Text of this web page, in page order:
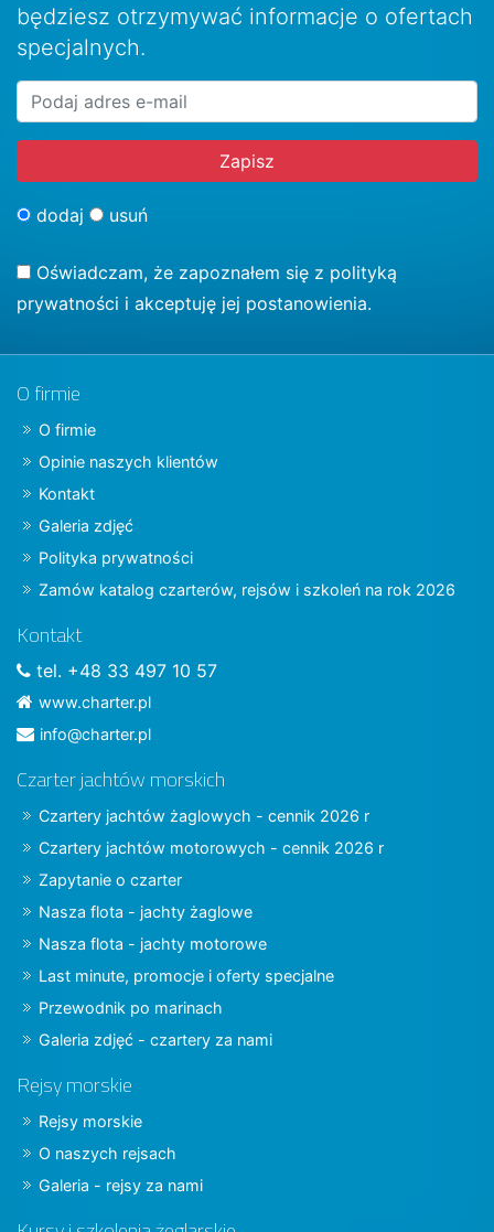
będziesz otrzymywać informacje o ofertach
specjalnych.
dodaj usuń
Oświadczam, że zapoznałem się z polityką
prywatności i akceptuję jej postanowienia.
O firmie
O firmie
Opinie naszych klientów
Kontakt
Galeria zdjęć
Polityka prywatności
Zamów katalog czarterów, rejsów i szkoleń na rok 2026
Kontakt
tel. +48 33 497 10 57
www.charter.pl
info@charter.pl
Czarter jachtów morskich
Czartery jachtów żaglowych - cennik 2026 r
Czartery jachtów motorowych - cennik 2026 r
Zapytanie o czarter
Nasza flota - jachty żaglowe
Nasza flota - jachty motorowe
Last minute, promocje i oferty specjalne
Przewodnik po marinach
Galeria zdjęć - czartery za nami
Rejsy morskie
Rejsy morskie
O naszych rejsach
Galeria - rejsy za nami